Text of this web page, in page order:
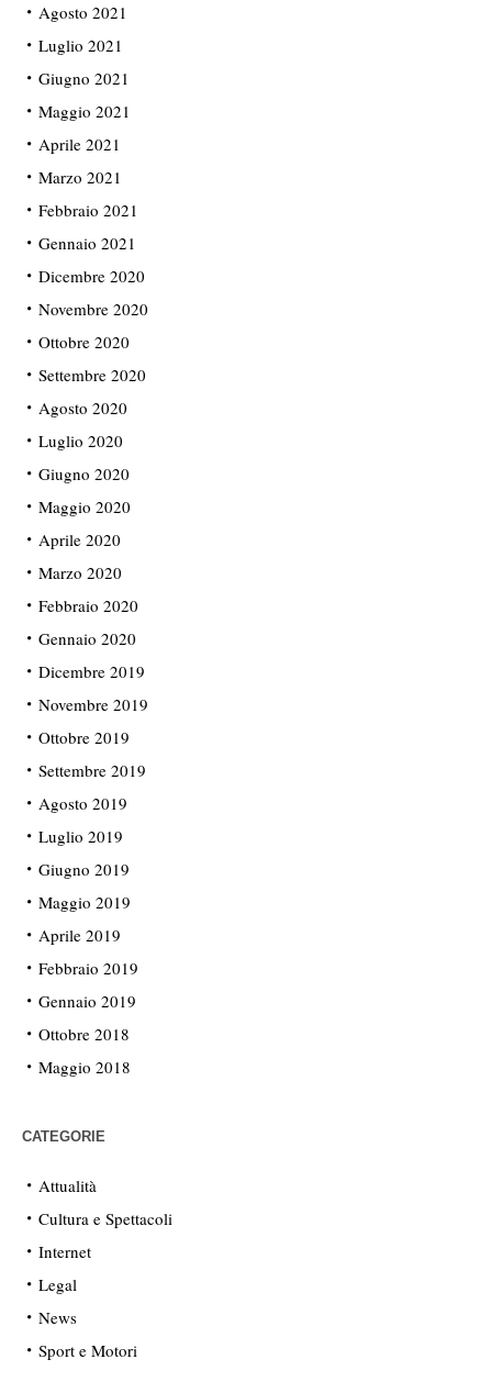
Agosto 2021
Luglio 2021
Giugno 2021
Maggio 2021
Aprile 2021
Marzo 2021
Febbraio 2021
Gennaio 2021
Dicembre 2020
Novembre 2020
Ottobre 2020
Settembre 2020
Agosto 2020
Luglio 2020
Giugno 2020
Maggio 2020
Aprile 2020
Marzo 2020
Febbraio 2020
Gennaio 2020
Dicembre 2019
Novembre 2019
Ottobre 2019
Settembre 2019
Agosto 2019
Luglio 2019
Giugno 2019
Maggio 2019
Aprile 2019
Febbraio 2019
Gennaio 2019
Ottobre 2018
Maggio 2018
CATEGORIE
Attualità
Cultura e Spettacoli
Internet
Legal
News
Sport e Motori